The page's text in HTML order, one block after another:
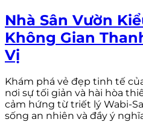
Nhà Sân Vườn
Không Gian
Vị
Khám phá vẻ đẹp tinh tế
nơi sự tối giản và hài hòa
cảm hứng từ triết lý Wabi-
sống an nhiên và đầy ý